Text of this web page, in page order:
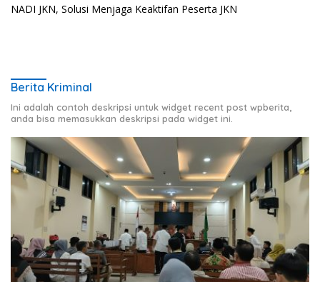
NADI JKN, Solusi Menjaga Keaktifan Peserta JKN
Berita Kriminal
Ini adalah contoh deskripsi untuk widget recent post wpberita,
anda bisa memasukkan deskripsi pada widget ini.